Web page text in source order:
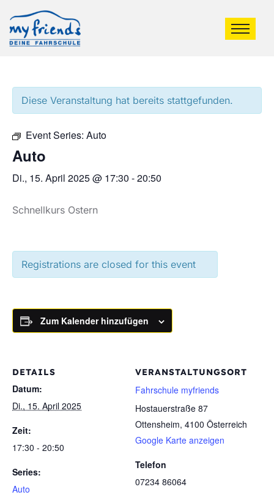
Diese Veranstaltung hat bereits stattgefunden.
Event Series: Auto
Auto
Di., 15. April 2025 @ 17:30 -20:50
Schnellkurs Ostern
Registrations are closed for this event
Zum Kalender hinzufügen
DETAILS
Datum:
Di., 15. April 2025
Zeit:
17:30 - 20:50
Series:
Auto
VERANSTALTUNGSORT
Fahrschule myfriends
Hostauerstraße 87
Ottensheim, 4100 Österreich
Google Karte anzeigen
Telefon
07234 86064